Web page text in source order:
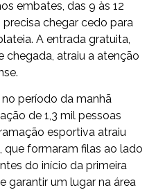
embates, das 9 às 12
chegar cedo para
A entrada gratuita,
chegada, atraiu a atenção
período da manhã
de 1,3 mil pessoas
esportiva atraiu
que formaram filas ao lado
do início da primeira
garantir um lugar na área